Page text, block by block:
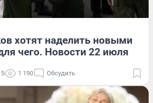
хотят наделить новыми
чего. Новости 22 июля
1 190 Обсудить